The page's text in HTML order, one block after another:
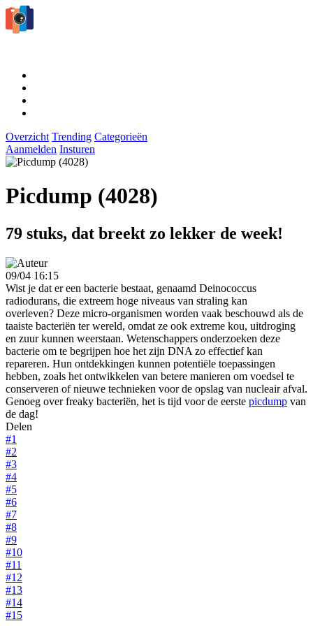
Overzicht Trending Categorieën
Aanmelden Insturen
Picdump (4028)
79 stuks, dat breekt zo lekker de week!
09/04 16:15
Wist je dat er een bacterie bestaat, genaamd Deinococcus
radiodurans, die extreem hoge niveaus van straling kan
overleven? Deze micro-organismen worden vaak beschouwd als de
taaiste bacteriën ter wereld, omdat ze ook extreme kou, uitdroging
en zuur kunnen weerstaan. Wetenschappers onderzoeken deze
bacterie om te begrijpen hoe het zijn DNA zo effectief kan
repareren. Hun ontdekkingen kunnen potentiële toepassingen
hebben, zoals het ontwikkelen van betere manieren om voedsel te
conserveren of nieuwe technieken voor de opslag van nucleair afval.
Genoeg over freaky bacteriën, het is tijd voor de eerste picdump van
de dag!
Delen
#1
#2
#3
#4
#5
#6
#7
#8
#9
#10
#11
#12
#13
#14
#15